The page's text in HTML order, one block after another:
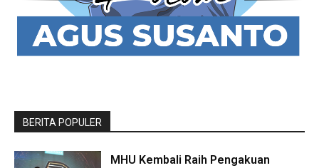
BERITA POPULER
MHU Kembali Raih Pengakuan